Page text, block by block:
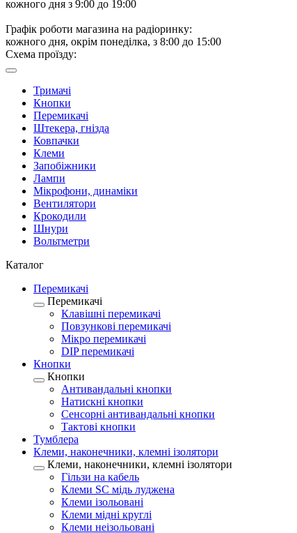
кожного дня з 9:00 до 19:00
Графік роботи магазина на радіоринку:
кожного дня, окрім понеділка, з 8:00 до 15:00
Схема проїзду:
Тримачі
Кнопки
Перемикачі
Штекера, гнізда
Ковпачки
Клеми
Запобіжники
Лампи
Мікрофони, динаміки
Вентилятори
Крокодили
Шнури
Вольтметри
Каталог
Перемикачі
Перемикачі
Клавішні перемикачі
Повзункові перемикачі
Мікро перемикачі
DIP перемикачі
Кнопки
Кнопки
Антивандальні кнопки
Натискні кнопки
Сенсорні антивандальні кнопки
Тактові кнопки
Тумблера
Клеми, наконечники, клемні ізолятори
Клеми, наконечники, клемні ізолятори
Гільзи на кабель
Клеми SC мідь луджена
Клеми ізольовані
Клеми мідні круглі
Клеми неізольовані